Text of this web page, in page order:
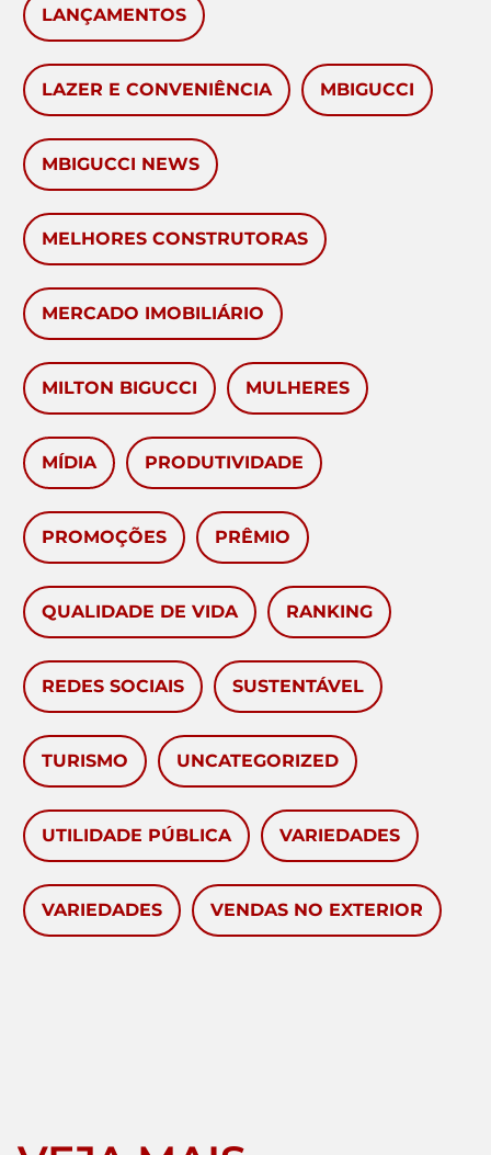
LANÇAMENTOS
LAZER E CONVENIÊNCIA MBIGUCCI
MBIGUCCI NEWS
MELHORES CONSTRUTORAS
MERCADO IMOBILIÁRIO
MILTON BIGUCCI MULHERES
MÍDIA PRODUTIVIDADE
PROMOÇÕES PRÊMIO
QUALIDADE DE VIDA RANKING
REDES SOCIAIS SUSTENTÁVEL
TURISMO UNCATEGORIZED
UTILIDADE PÚBLICA VARIEDADES
VARIEDADES VENDAS NO EXTERIOR